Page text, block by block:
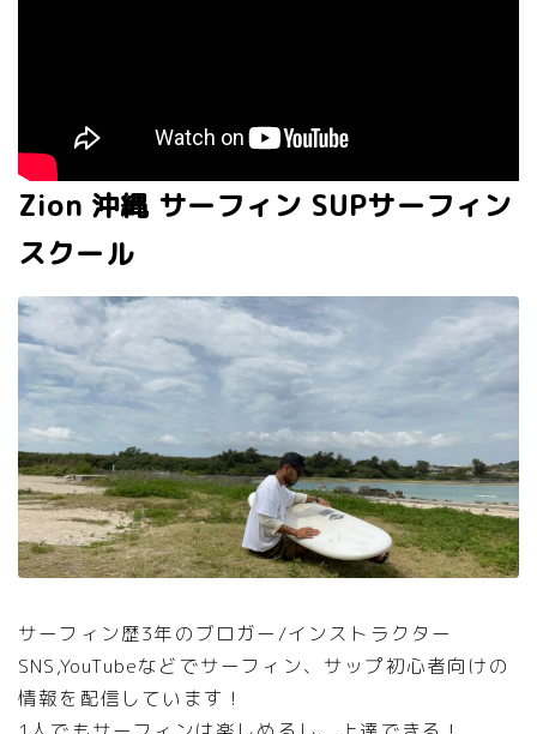
Zion 沖縄 サーフィン SUPサーフィン
スクール
サーフィン歴3年のブロガー/インストラクター
SNS,YouTubeなどでサーフィン、サップ初心者向けの
情報を配信しています！